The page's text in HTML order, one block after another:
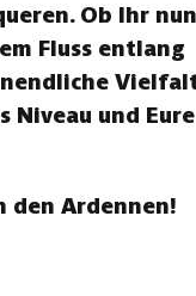
Ob Ihr nun
Fluss entlang
Niveau und Eure
den Ardennen!